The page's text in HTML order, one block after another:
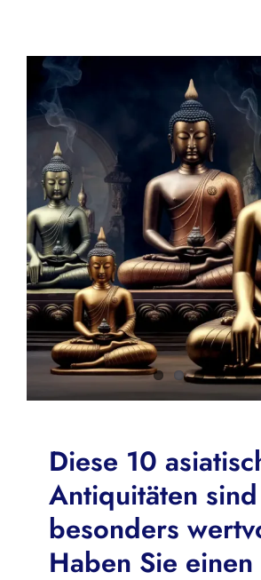
Diese 10
Antiquitäten sind
besonders
Haben Sie einen